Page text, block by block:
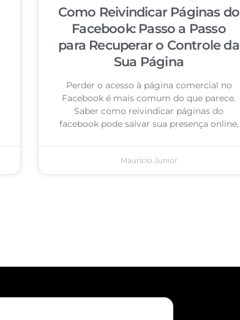
Como Reivindicar Páginas do
Facebook: Passo a Passo
para Recuperar o Controle da
Sua Página
Perder o acesso à página comercial no
Facebook é mais comum do que parece.
Saber como reivindicar páginas do
facebook pode salvar sua presença online,
Mauricio Junior